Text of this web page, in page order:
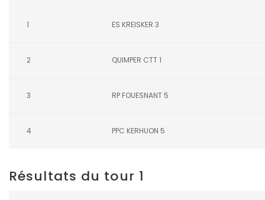
1 ES KREISKER 3
2 QUIMPER CTT 1
3 RP FOUESNANT 5
4 PPC KERHUON 5
Résultats du tour 1